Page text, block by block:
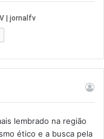
lembrado na região
ético e a busca pela